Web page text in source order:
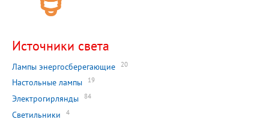
Источники света
Лампы энергосберегающие 20
Настольные лампы 19
Электрогирлянды 84
Светильники 4